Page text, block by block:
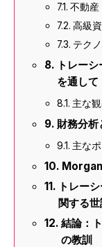
不動産
高級
テク
トレー
を通して
主な
財務分析
主な
トレー
関する
結論：
の教訓